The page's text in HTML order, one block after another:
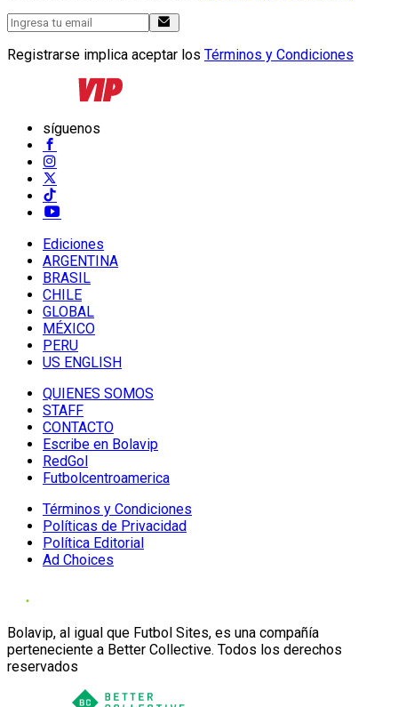
Registrarse implica aceptar los Términos y Condiciones
síguenos
Ediciones
ARGENTINA
BRASIL
CHILE
GLOBAL
MÉXICO
PERU
US ENGLISH
QUIENES SOMOS
STAFF
CONTACTO
Escribe en Bolavip
RedGol
Futbolcentroamerica
Términos y Condiciones
Políticas de Privacidad
Política Editorial
Ad Choices
Bolavip, al igual que Futbol Sites, es una compañía
perteneciente a Better Collective. Todos los derechos
reservados